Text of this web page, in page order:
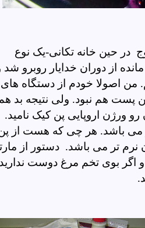
در حین خانه تکانی-یک نوع
از دوران خدایار روبرو شد
اصولا خودم از دستگاه های
پست هم نبود. ولی نتیجه بد
ورژن اروپایی پن کیک نامید.
می باشد. هر چی که هست از
تر می باشد. دستور از
اگر بوی تخم مرغ دوست